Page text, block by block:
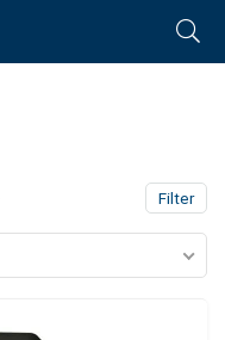
Filter